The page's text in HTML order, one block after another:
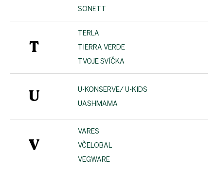
SONETT
T
TERLA
TIERRA VERDE
TVOJE SVÍČKA
U
U-KONSERVE/ U-KIDS
UASHMAMA
V
VARES
VČELOBAL
VEGWARE